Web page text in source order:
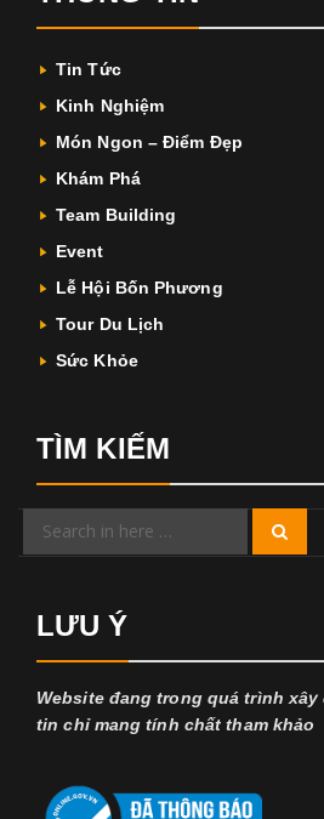
Tin Tức
Kinh Nghiệm
Món Ngon – Điểm Đẹp
Khám Phá
Team Building
Event
Lễ Hội Bốn Phương
Tour Du Lịch
Sức Khỏe
TÌM KIẾM
Search
LƯU Ý
Website đang trong quá trình
tin chỉ mang tính chất tham khảo